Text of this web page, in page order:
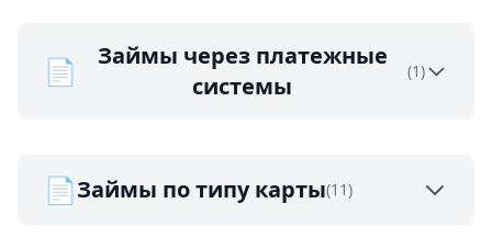
📄
Займы через платежные
системы
(1)
📄Займы по типу карты(11)